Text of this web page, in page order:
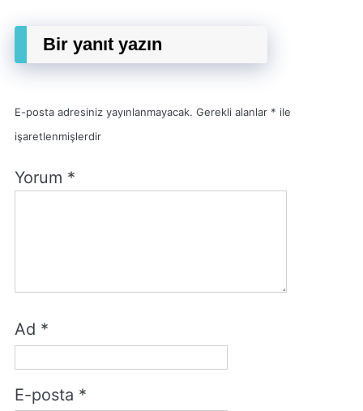
Bir yanıt yazın
E-posta adresiniz yayınlanmayacak. Gerekli alanlar * ile
işaretlenmişlerdir
Yorum *
Ad *
E-posta *